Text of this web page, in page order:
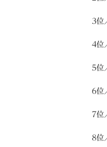
3位
4位
5位
6位
7位
8位